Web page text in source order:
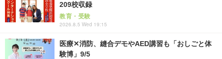
209校収録
教育・受験
2026.8.5 Wed 19:15
医療✕消防、縫合デモやAED講習も「おしごと体
験博」9/5